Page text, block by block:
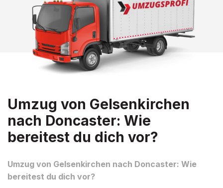
Umzug von Gelsenkirchen
nach Doncaster: Wie
bereitest du dich vor?
Umzug von Gelsenkirchen nach Doncaster: Wie
bereitest du dich vor?